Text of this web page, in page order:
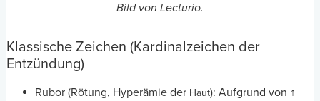
Bild von Lecturio.
Klassische Zeichen (Kardinalzeichen der
Entzündung)
Rubor (Rötung, Hyperämie der Haut): Aufgrund von ↑